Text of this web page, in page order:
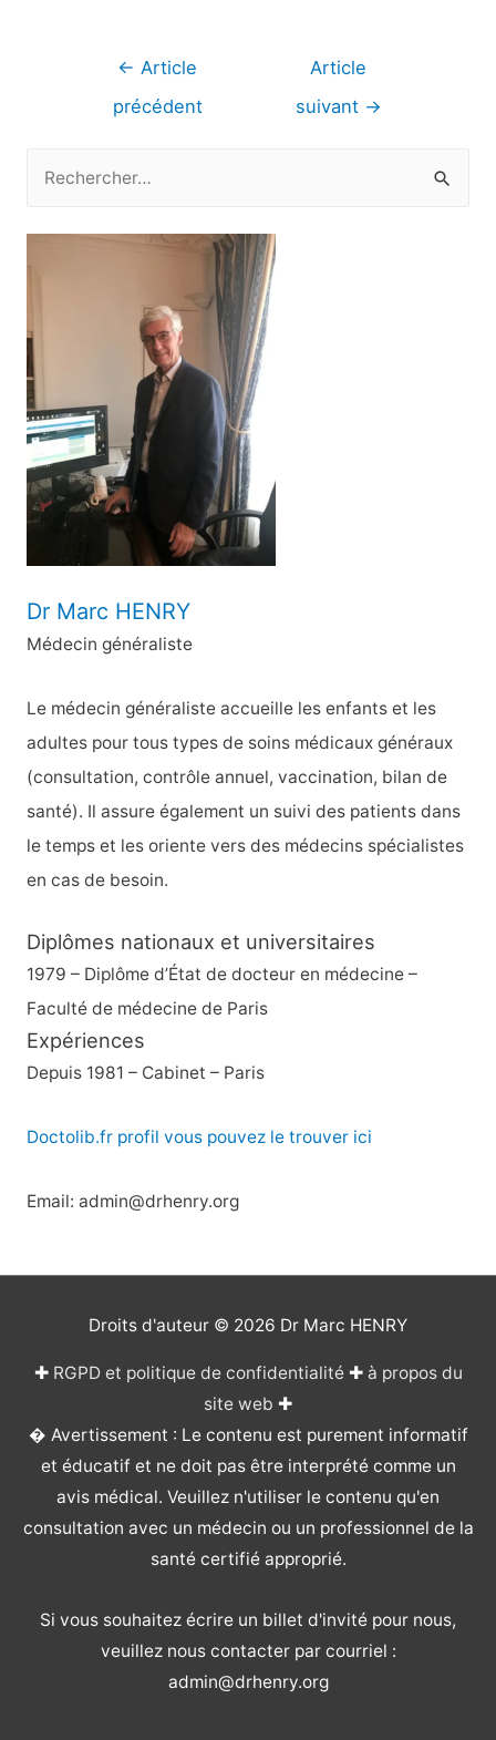
Navigation
← Article
précédent
Article
suivant →
c
h
r
c
h
e
r
Dr Marc HENRY
Médecin généraliste
Le médecin généraliste accueille les enfants et les
adultes pour tous types de soins médicaux généraux
(consultation, contrôle annuel, vaccination, bilan de
santé). Il assure également un suivi des patients dans
le temps et les oriente vers des médecins spécialistes
en cas de besoin.
Diplômes nationaux et universitaires
1979 – Diplôme d’État de docteur en médecine –
Faculté de médecine de Paris
Expériences
Depuis 1981 – Cabinet – Paris
Doctolib.fr profil vous pouvez le trouver ici
Email: admin@drhenry.org
Droits d'auteur © 2026 Dr Marc HENRY
✚ RGPD et politique de confidentialité✚ à propos du
site web ✚
� Avertissement : Le contenu est purement informatif
et éducatif et ne doit pas être interprété comme un
avis médical. Veuillez n'utiliser le contenu qu'en
consultation avec un médecin ou un professionnel de la
santé certifié approprié.
Si vous souhaitez écrire un billet d'invité pour nous,
veuillez nous contacter par courriel :
admin@drhenry.org